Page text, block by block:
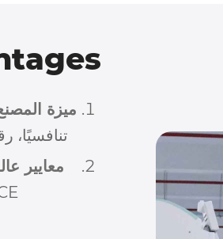
ميزة
تنافسيًا،
معايير